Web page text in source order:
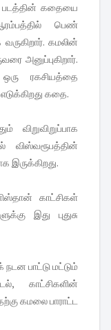
படத்தின் கதையை
பெண்
கமலின்
அனுப்புகிறார்.
ரகசியத்தை
எடுக்கிறது கதை.
விறுவிறுப்பாக
விஸ்வரூபத்தின்
இருக்கிறது.
காட்சிகள்
இது புதுசு
பாட்டு மட்டும்
காட்சிகளின்
கமலை பாராட்ட